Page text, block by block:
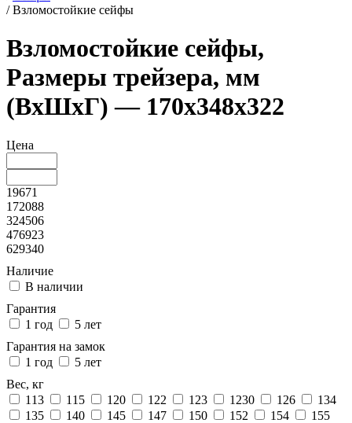
/ Взломостойкие сейфы
Взломостойкие сейфы,
Размеры трейзера, мм
(ВхШхГ) — 170x348x322
Цена
19671
172088
324506
476923
629340
Наличие
В наличии
Гарантия
1 год
5 лет
Гарантия на замок
1 год
5 лет
Вес, кг
113
115 120 122 123 1230 126
134
135
140 145 147 150 152 154
155